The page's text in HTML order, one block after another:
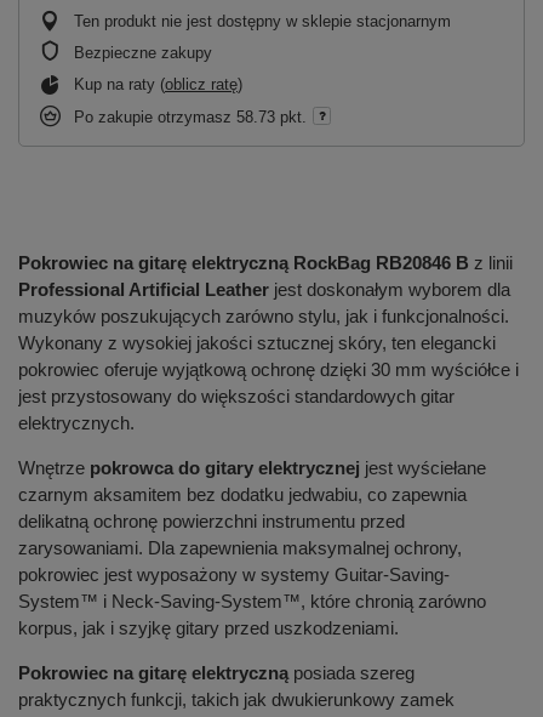
Ten produkt nie jest dostępny w sklepie stacjonarnym
Bezpieczne zakupy
Kup na raty (oblicz ratę)
Po zakupie otrzymasz 58.73 pkt.
Pokrowiec na gitarę elektryczną RockBag RB20846 B z linii
Professional Artificial Leather jest doskonałym wyborem dla
muzyków poszukujących zarówno stylu, jak i funkcjonalności.
Wykonany z wysokiej jakości sztucznej skóry, ten elegancki
pokrowiec oferuje wyjątkową ochronę dzięki 30 mm wyściółce i
jest przystosowany do większości standardowych gitar
elektrycznych.
Wnętrze pokrowca do gitary elektrycznej jest wyściełane
czarnym aksamitem bez dodatku jedwabiu, co zapewnia
delikatną ochronę powierzchni instrumentu przed
zarysowaniami. Dla zapewnienia maksymalnej ochrony,
pokrowiec jest wyposażony w systemy Guitar-Saving-
System™ i Neck-Saving-System™, które chronią zarówno
korpus, jak i szyjkę gitary przed uszkodzeniami.
Pokrowiec na gitarę elektryczną posiada szereg
praktycznych funkcji, takich jak dwukierunkowy zamek